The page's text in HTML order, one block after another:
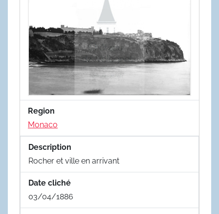
Region
Monaco
Description
Rocher et ville en arrivant
Date cliché
03/04/1886